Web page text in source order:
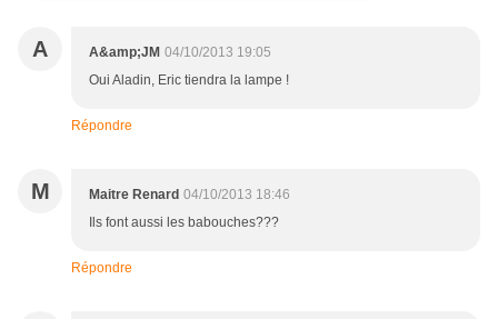
A A&amp;JM 04/10/2013 19:05
Oui Aladin, Eric tiendra la lampe !
Répondre
M Maitre Renard 04/10/2013 18:46
Ils font aussi les babouches???
Répondre